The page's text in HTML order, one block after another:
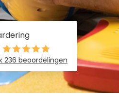
236 beoordelingen